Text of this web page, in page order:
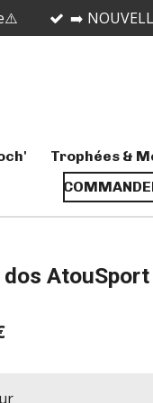
➡️
Trophées &
dos